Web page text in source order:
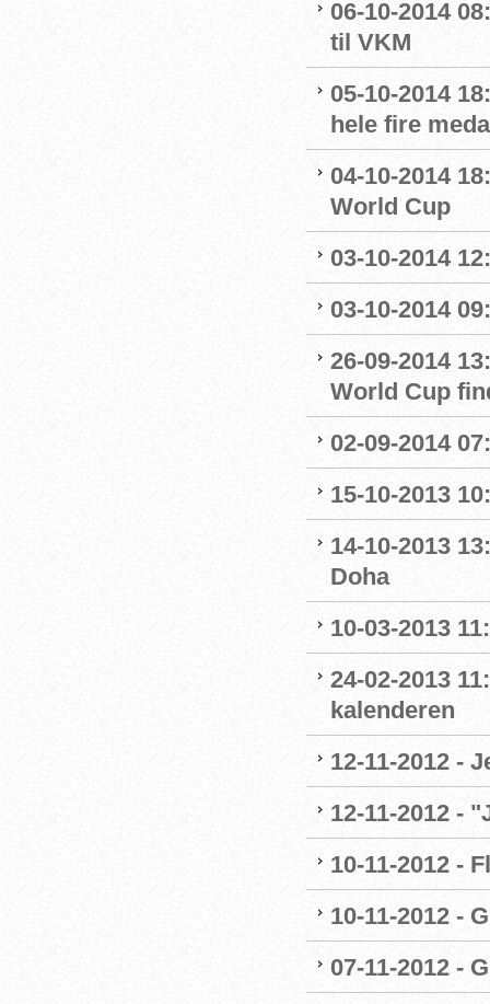
06-10-2014
til VKM
05-10-2014
hele fire
04-10-2014
World Cup
03-10-2014
03-10-2014
26-09-2014
World Cup
02-09-2014
15-10-2013
14-10-2013
Doha
10-03-2013
24-02-2013
kalenderen
12-11-2012 -
12-11-2012 -
10-11-2012 -
10-11-2012 -
07-11-2012 -